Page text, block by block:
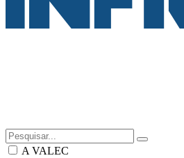
A VALEC